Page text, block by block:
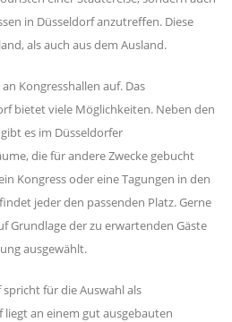
in Düsseldorf anzutreffen. Diese
als auch aus dem Ausland.
Kongresshallen auf. Das
bietet viele Möglichkeiten. Neben den
es im Düsseldorfer
die für andere Zwecke gebucht
Kongress oder eine Tagungen in den
jeder den passenden Platz. Gerne
Grundlage der zu erwartenden Gäste
ausgewählt.
für die Auswahl als
an einem gut ausgebauten